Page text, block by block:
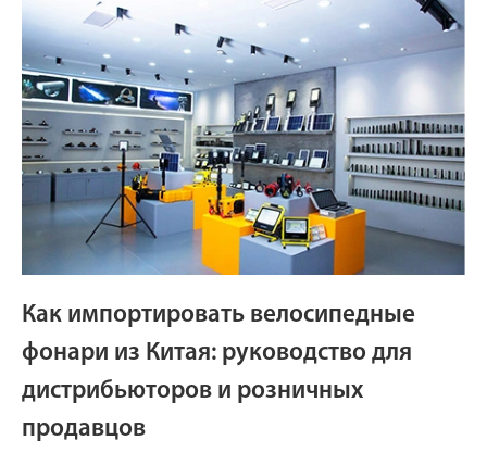
Как импортировать велосипедные
фонари из Китая: руководство для
дистрибьюторов и розничных
продавцов